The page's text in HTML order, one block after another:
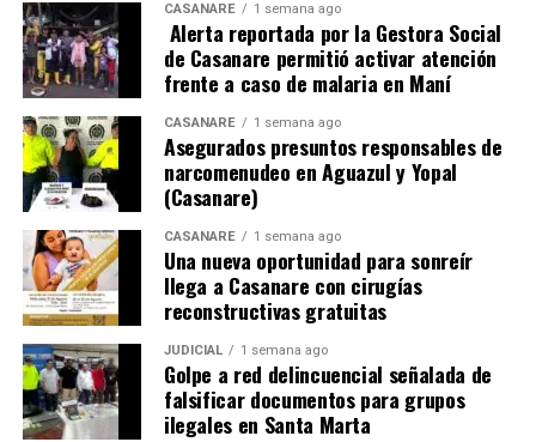
En el procedimiento fueron incautadas una pistola, una
subametralladora calibre 9 milímetros, dos proveedores,
cartuchos, un dron, una antena para internet, cuatro
teléfonos celulares, panfletos alusivos al frente Iván
Merchán, cuatro agendas con información relacionada
con pagos y la nómina de la estructura, además de tres
CASANARE 1 semana ago
Alerta reportada por la Gestora Social
de Casanare permitió activar atención
frente a caso de malaria en Maní
CASANARE 1 semana ago
Asegurados presuntos responsables de
narcomenudeo en Aguazul y Yopal
(Casanare)
CASANARE 1 semana ago
Una nueva oportunidad para sonreír
llega a Casanare con cirugías
reconstructivas gratuitas
JUDICIAL 1 semana ago
Golpe a red delincuencial señalada de
falsificar documentos para grupos
ilegales en Santa Marta